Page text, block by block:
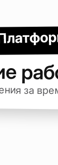
за